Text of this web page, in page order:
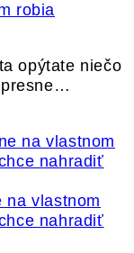
robia
opýtate niečo
presne…
na vlastnom
nahradiť